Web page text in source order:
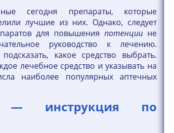
сегодня препараты, которые
лучшие из них. Однако, следует
для повышения потенции не
руководство к лечению.
какое средство выбрать.
лечебное средство и указывать на
наиболее популярных аптечных
— инструкция по